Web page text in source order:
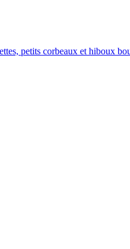
petits corbeaux et hiboux